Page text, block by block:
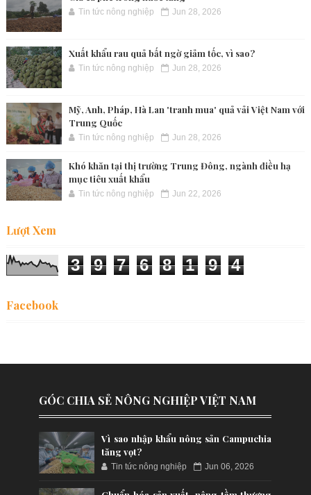
Tin tức nông nghiệp Jun 28, 2026
Xuất khẩu rau quả bất ngờ giảm tốc, vì sao?
Tin tức nông nghiệp Jun 28, 2026
Mỹ, Anh, Pháp, Hà Lan 'tranh mua' quả vải Việt Nam với
Trung Quốc
Tin tức nông nghiệp Jun 28, 2026
Khó khăn tại thị trường Trung Đông, ngành điều hạ
mục tiêu xuất khẩu
Tin tức nông nghiệp Jun 22, 2026
Lượt Xem
3 9 7 6 8 1 9 4
Facebook
GÓC CHIA SẺ NÔNG NGHIỆP VIỆT NAM
Vì sao nhập khẩu nông sản Campuchia
tăng vọt?
Tin tức nông nghiệp Jun 06, 2026